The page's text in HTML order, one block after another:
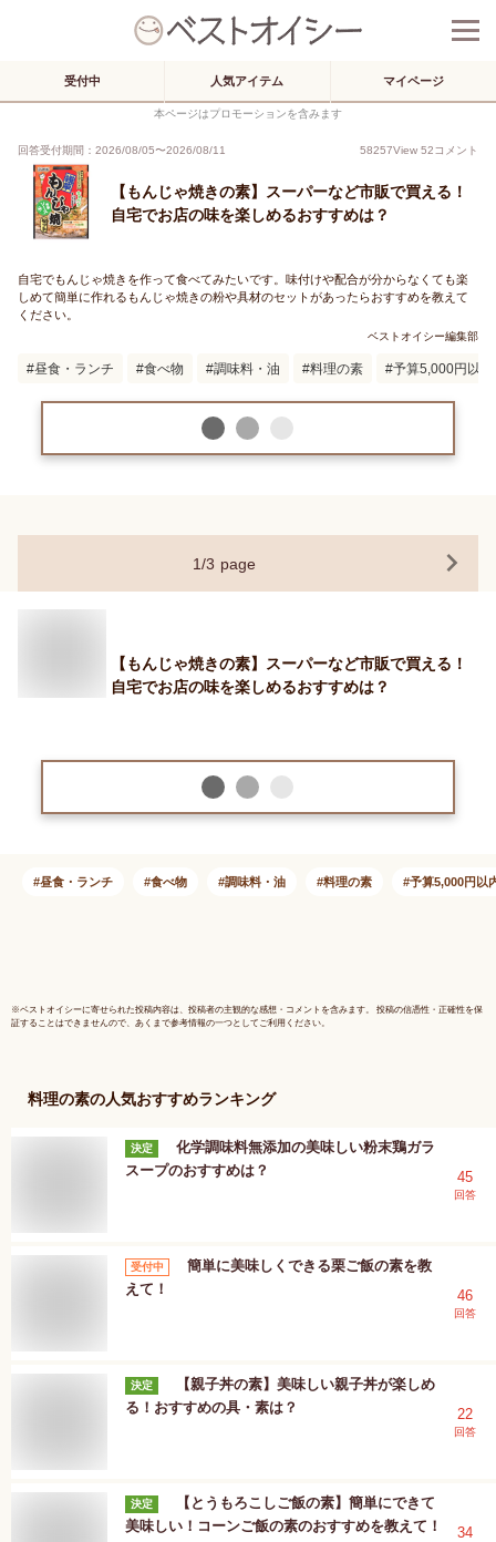
受付中 人気アイテム マイページ
本ページはプロモーションを含みます
回答受付期間： 2026/08/05〜2026/08/11 58257View 52コメント
【もんじゃ焼きの素】スーパーなど市販で買える！
自宅でお店の味を楽しめるおすすめは？
自宅でもんじゃ焼きを作って食べてみたいです。味付けや配合が分からなくても楽
しめて簡単に作れるもんじゃ焼きの粉や具材のセットがあったらおすすめを教えて
ください。
ベストオイシー編集部
昼食・ランチ 食べ物 調味料・油 料理の素 予算5,000円以内
1/3 page
【もんじゃ焼きの素】スーパーなど市販で買える！
自宅でお店の味を楽しめるおすすめは？
昼食・ランチ 食べ物 調味料・油 料理の素 予算5,000円以
※ベストオイシーに寄せられた投稿内容は、投稿者の主観的な感想・コメントを含みます。 投稿の信憑性・正確性を保
証することはできませんので、あくまで参考情報の一つとしてご利用ください。
料理の素の人気おすすめランキング
決定
化学調味料無添加の美味しい粉末鶏ガラ
スープのおすすめは？
45
回答
受付中
簡単に美味しくできる栗ご飯の素を教
えて！
46
回答
決定
【親子丼の素】美味しい親子丼が楽しめ
る！おすすめの具・素は？
22
回答
決定
【とうもろこしご飯の素】簡単にできて
美味しい！コーンご飯の素のおすすめを教えて！
34